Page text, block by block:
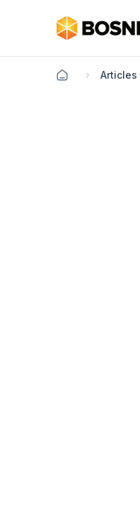
Articles